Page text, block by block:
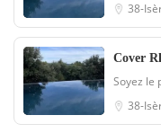
38-
Cover
Soyez le
38-